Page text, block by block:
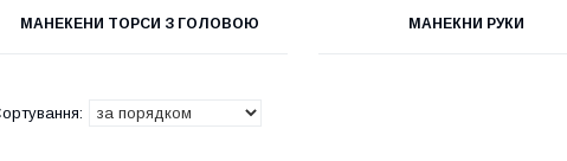
МАНЕКЕНИ ТОРСИ З ГОЛОВОЮ МАНЕКНИ РУКИ